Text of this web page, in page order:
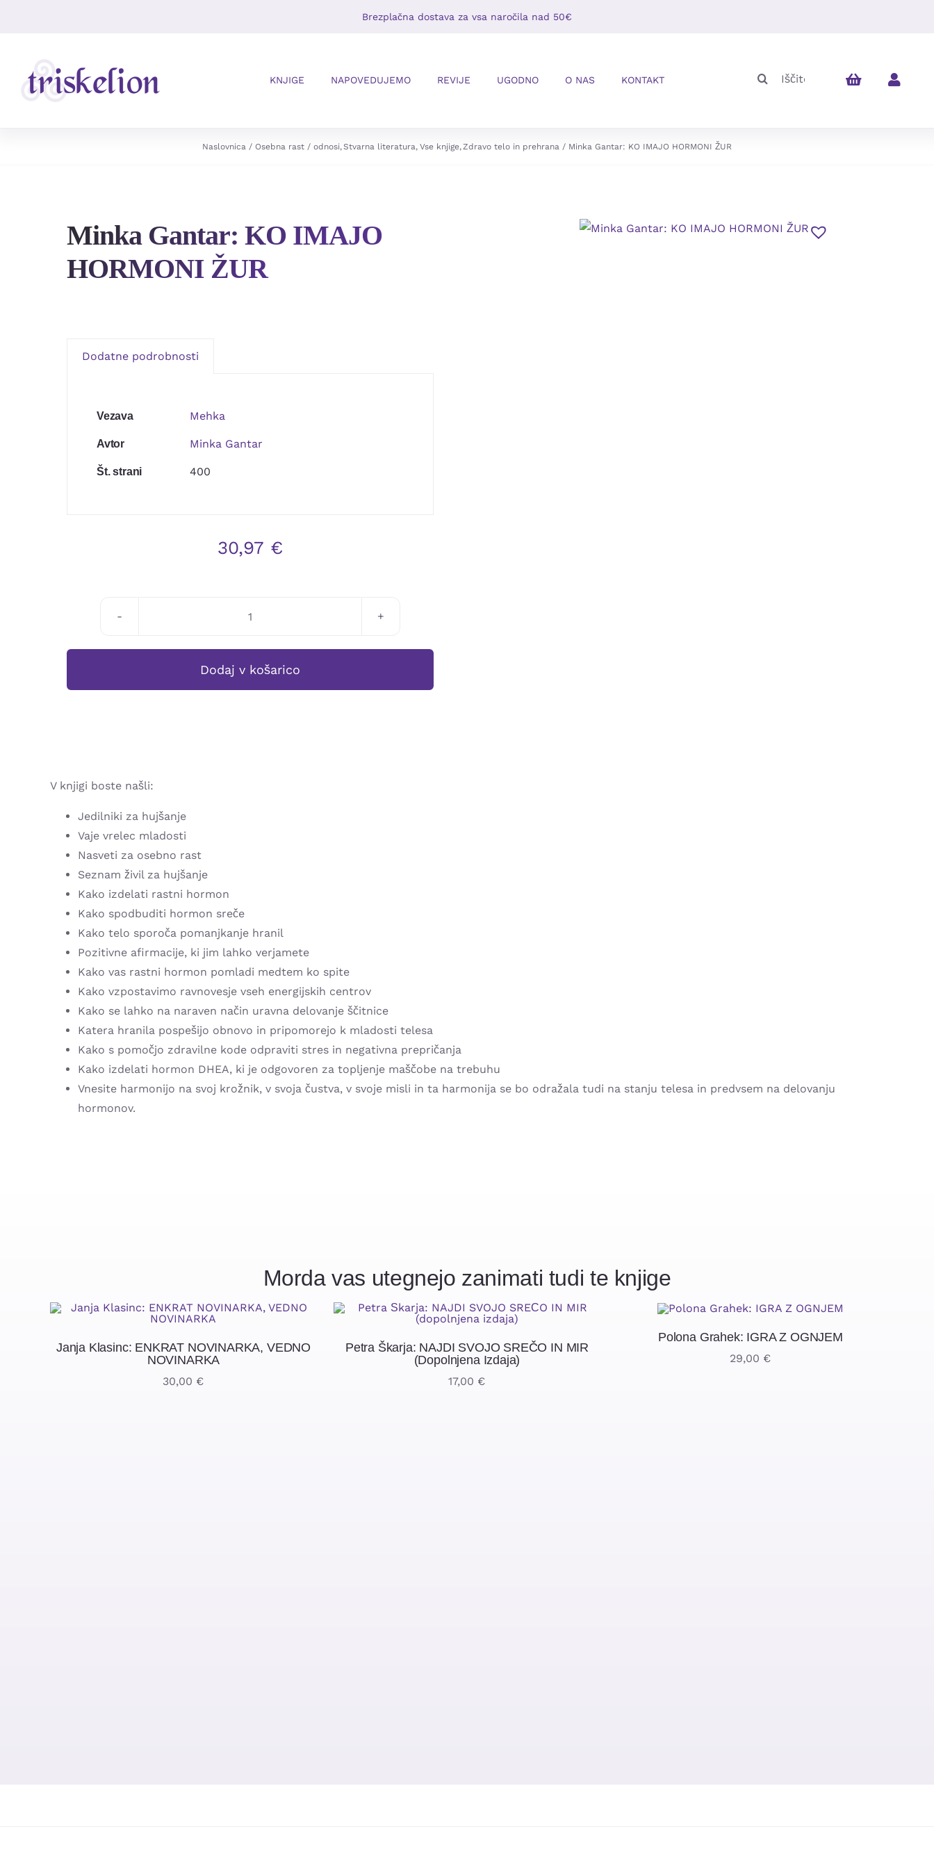
Brezplačna dostava za vsa naročila nad 50€
KNJIGE NAPOVEDUJEMO REVIJE UGODNO O NAS KONTAKT
Naslovnica Osebna rast / odnosi Stvarna literatura Vse knjige Zdravo telo in prehrana Minka Gantar: KO IMAJO HORMONI ŽUR
Minka Gantar: KO IMAJO
HORMONI ŽUR
Dodatne podrobnosti
Vezava Mehka
Avtor Minka Gantar
Št. strani 400
30,97 €
Minka
KO
Dodaj v košarico
V knjigi boste našli:
Jedilniki za hujšanje
Vaje vrelec mladosti
Nasveti za osebno rast
Seznam živil za hujšanje
Kako izdelati rastni hormon
Kako spodbuditi hormon sreče
Kako telo sporoča pomanjkanje hranil
Pozitivne afirmacije, ki jim lahko verjamete
Kako vas rastni hormon pomladi medtem ko spite
Kako vzpostavimo ravnovesje vseh energijskih centrov
Kako se lahko na naraven način uravna delovanje ščitnice
Katera hranila pospešijo obnovo in pripomorejo k mladosti telesa
Kako s pomočjo zdravilne kode odpraviti stres in negativna prepričanja
Kako izdelati hormon DHEA, ki je odgovoren za topljenje maščobe na trebuhu
Vnesite harmonijo na svoj krožnik, v svoja čustva, v svoje misli in ta harmonija se bo odražala tudi na stanju telesa in predvsem na delovanju
hormonov.
Morda vas utegnejo zanimati tudi te knjige
Janja Klasinc: ENKRAT NOVINARKA, VEDNO
NOVINARKA
30,00 €
Petra Škarja: NAJDI SVOJO SREČO IN MIR
(dopolnjena Izdaja)
17,00 €
Polona Grahek: IGRA Z OGNJEM
29,00 €